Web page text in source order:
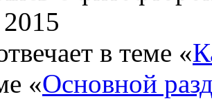
в теме «
«Основной